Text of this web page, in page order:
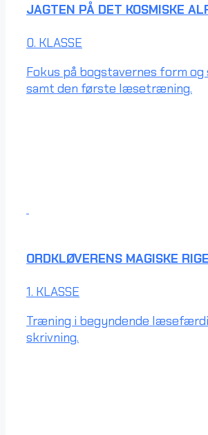
JAGTEN PÅ DET KOSMISKE
0. KLASSE
Fokus på bogstavernes form
samt den første læsetræning.
ORDKLØVERENS MAGISKE RIGE
1. KLASSE
Træning i begyndende
skrivning.